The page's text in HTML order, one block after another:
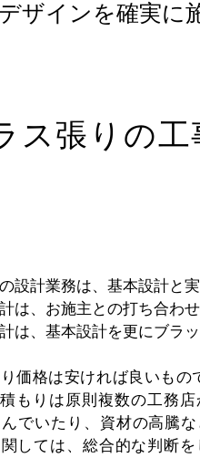
ザインを確実に
ス張りの工
設計業務は、基本設計と
は、お施主との打ち合わ
は、基本設計を更にブラ
価格は安ければ良いも
もりは原則複数の工務
んでいたり、資材の高騰
しては、総合的な判断を